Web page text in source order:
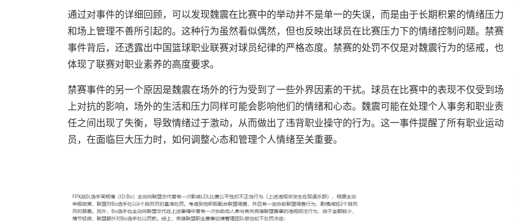
通过对事件的详细回顾，可以发现魏震在比赛中的举动并不是单一的失误，而是由于长期积累的情绪压力
和场上管理不善所引起的。这种行为虽然看似偶然，但也反映出球员在比赛压力下的情绪控制问题。禁赛
事件背后，还透露出中国篮球职业联赛对球员纪律的严格态度。禁赛的处罚不仅是对魏震行为的惩戒，也
体现了联赛对职业素养的高度要求。
禁赛事件的另一个原因是魏震在场外的行为受到了一些外界因素的干扰。球员在比赛中的表现不仅受到场
上对抗的影响，场外的生活和压力同样可能会影响他们的情绪和心态。魏震可能在处理个人事务和职业责
任之间出现了失衡，导致情绪过于激动，从而做出了违背职业操守的行为。这一事件提醒了所有职业运动
员，在面临巨大压力时，如何调整心态和管理个人情绪至关重要。